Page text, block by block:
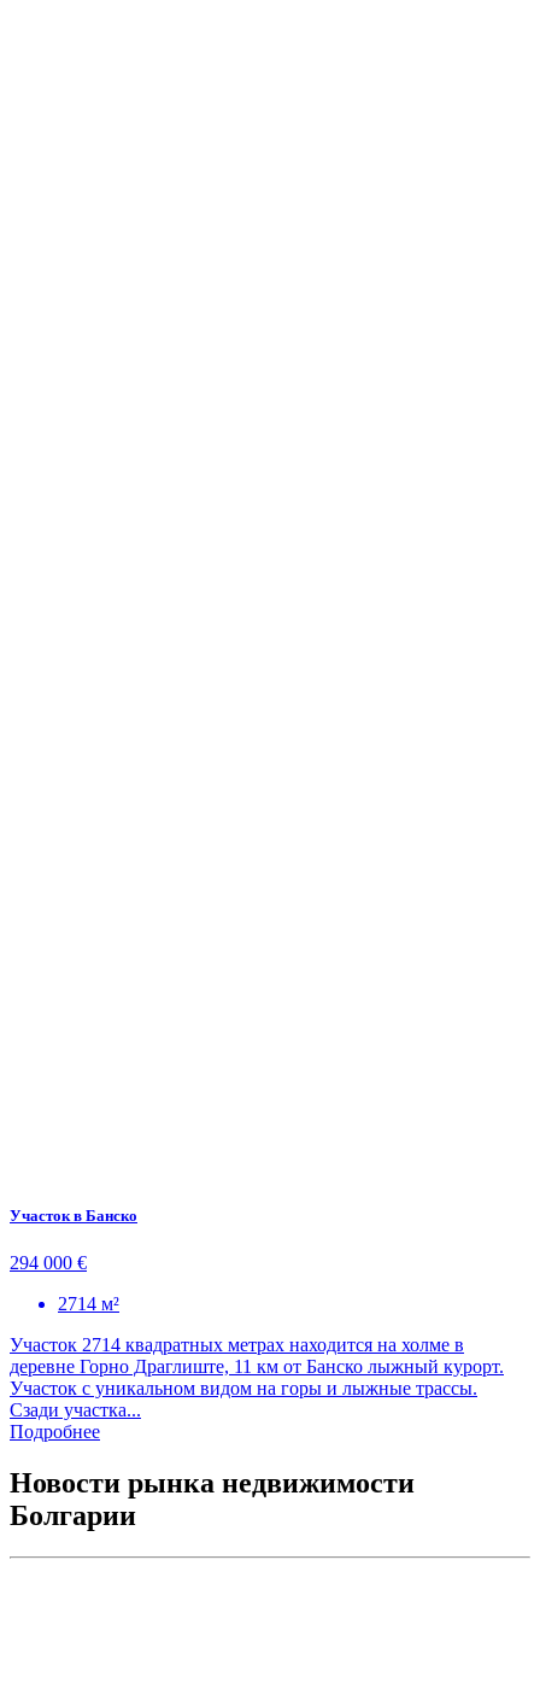
Участок в Банско
294 000 €
2714 м²
Учaсток 2714 квадратных метрах находится на холме в
деревне Горно Драглиште, 11 км от Банско лыжный курорт.
Участок с уникальном видом на горы и лыжные трассы.
Сзади участка...
Подробнее
Новости рынка недвижимости
Болгарии